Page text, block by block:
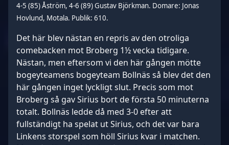
4-5 (85) Åström, 4-6 (89) Gustav Björkman. Domare: Jonas
Hovlund, Motala. Publik: 610.
Det här blev nästan en repris av den otroliga
comebacken mot Broberg 1½ vecka tidigare.
Nästan, men eftersom vi den här gången mötte
bogeyteamens bogeyteam Bollnäs så blev det den
här gången inget lyckligt slut. Precis som mot
Broberg så gav Sirius bort de första 50 minuterna
totalt. Bollnäs ledde då med 3-0 efter att
fullständigt ha spelat ut Sirius, och det var bara
Linkens storspel som höll Sirius kvar i matchen.